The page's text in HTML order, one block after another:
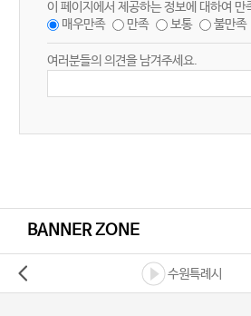
이 페이지에서 제공하는 정보에 대하여 만
매우만족
만족 보통 불만족
여러분들의 의견을 남겨주세요.
BANNER ZONE
수원특례시